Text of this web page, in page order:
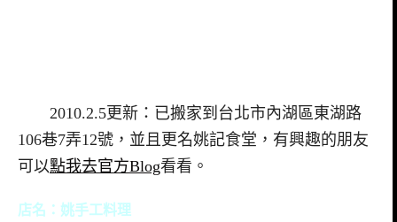
2010.2.5更新：已搬家到台北市內湖區東湖路
106巷7弄12號，並且更名姚記食堂，有興趣的朋友
可以點我去官方Blog看看。
店名：姚手工料理